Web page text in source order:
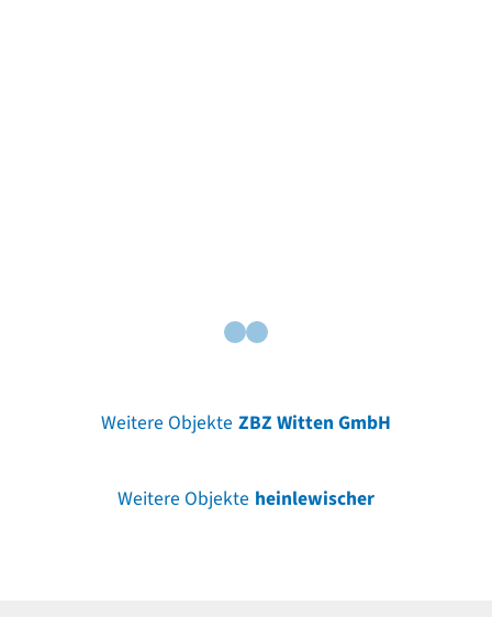
Weitere Objekte ZBZ Witten GmbH
Weitere Objekte heinlewischer